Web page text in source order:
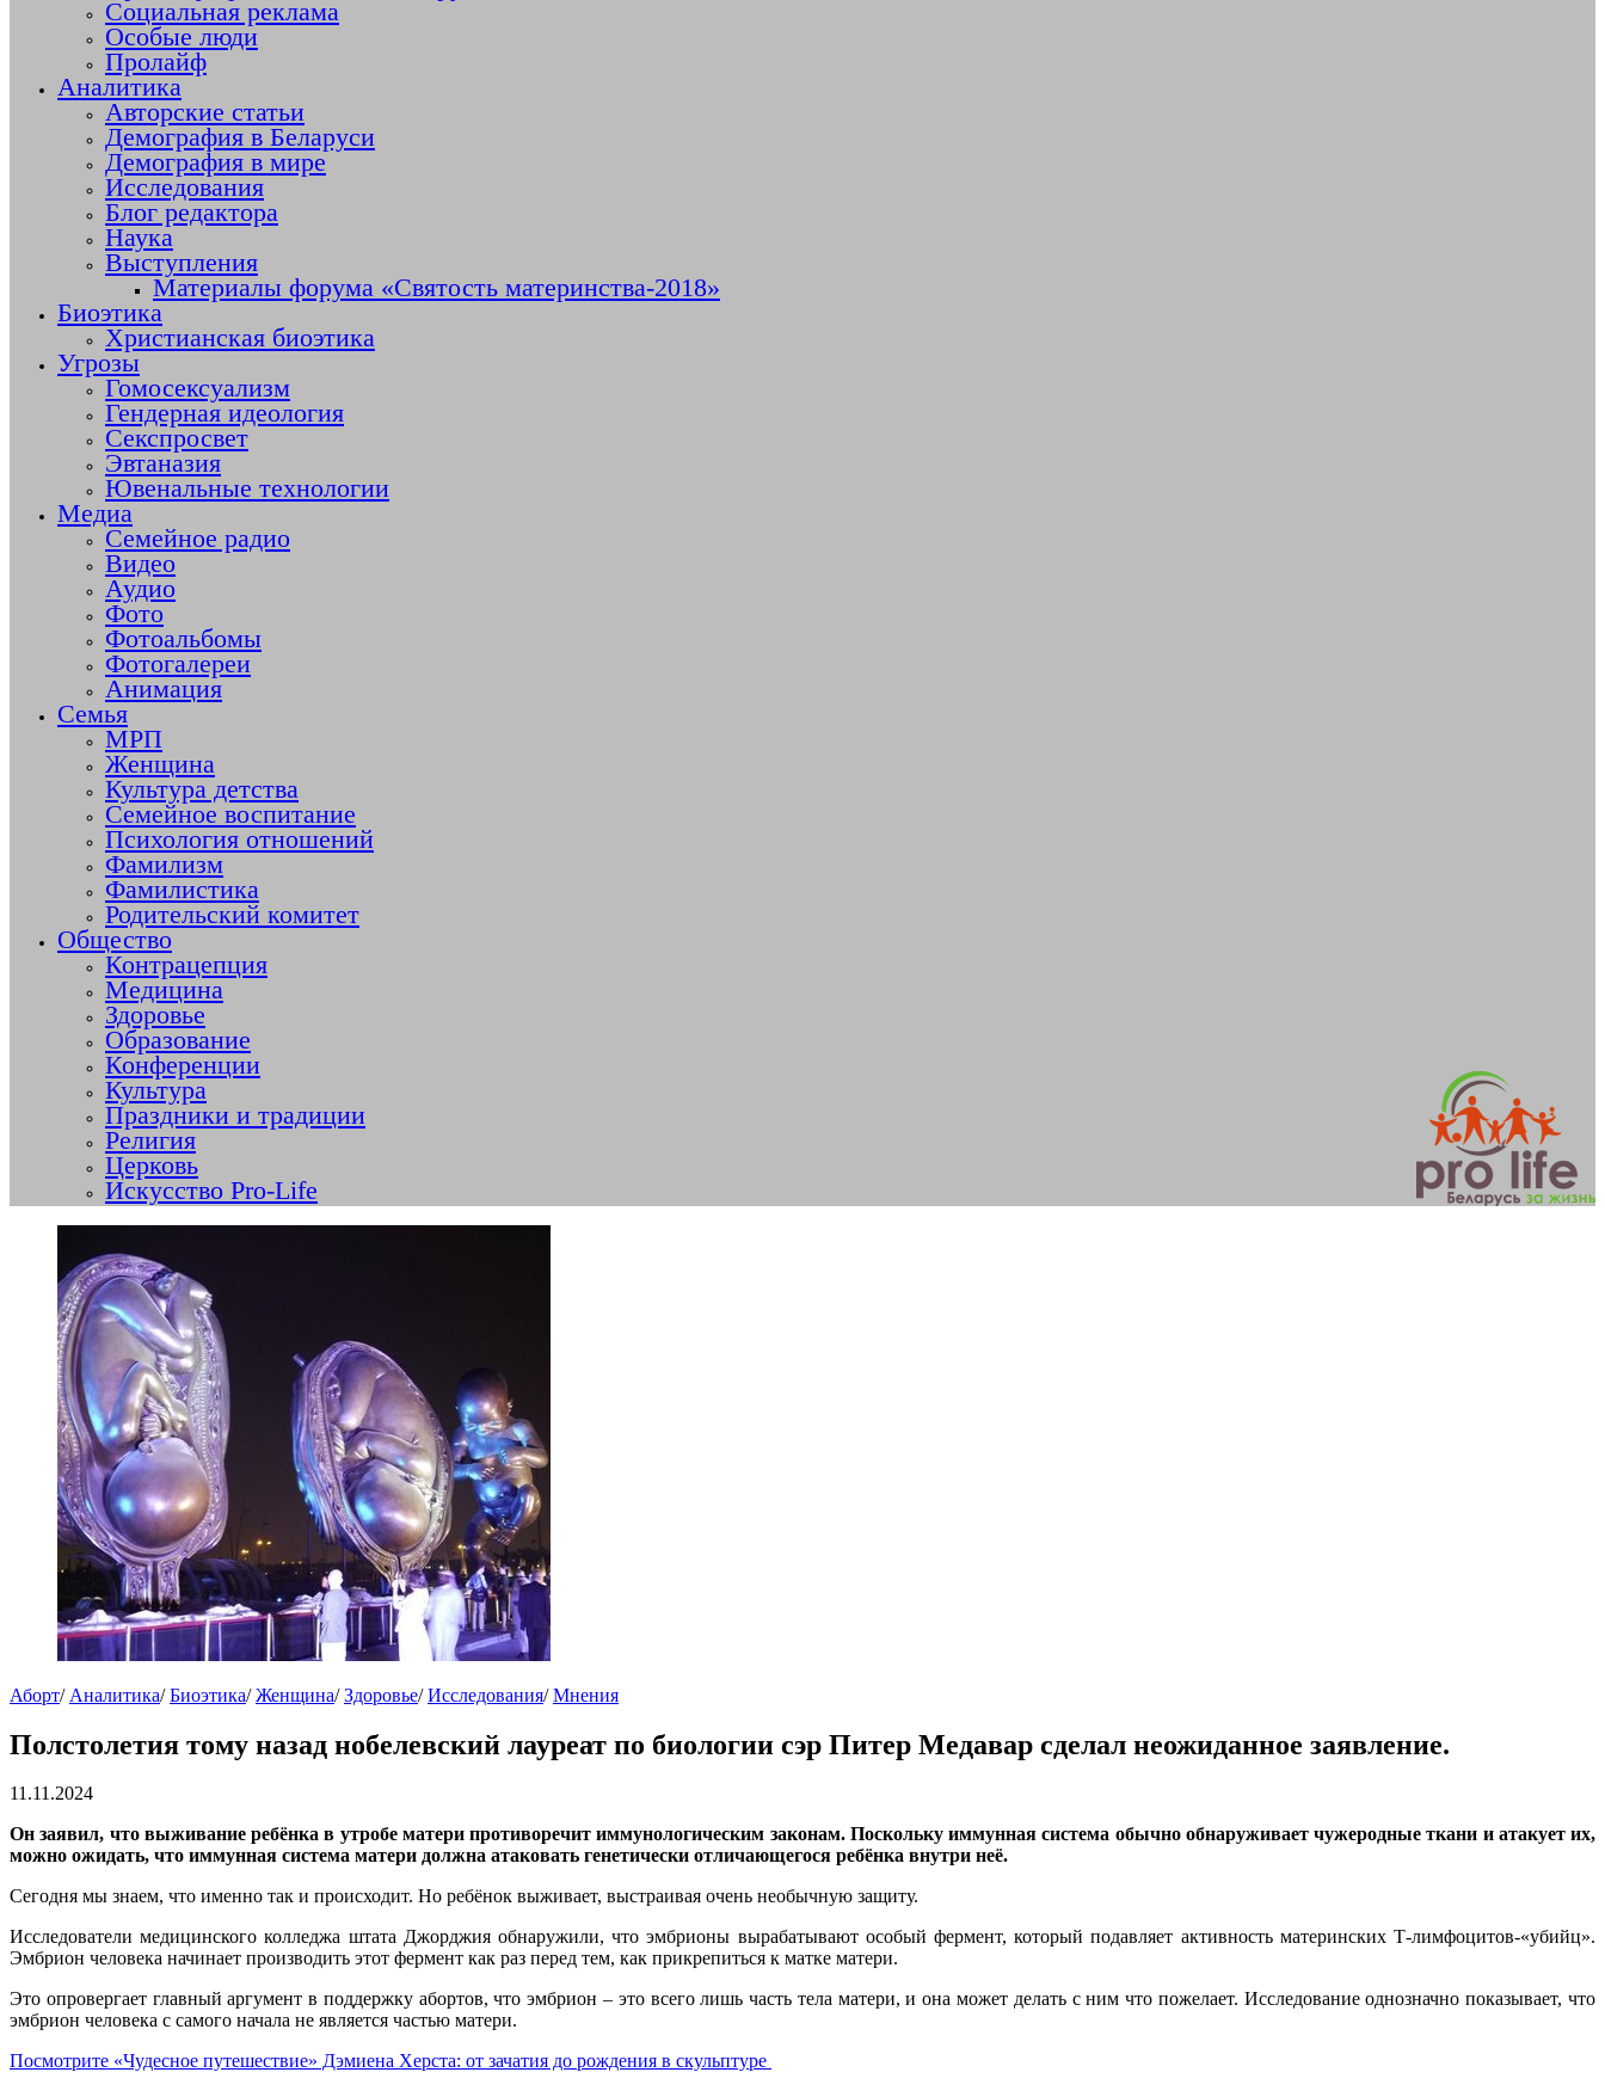
Социальная реклама
Особые люди
Пролайф
Аналитика
Авторские статьи
Демография в Беларуси
Демография в мире
Исследования
Блог редактора
Наука
Выступления
Материалы форума «Святость материнства-2018»
Биоэтика
Христианская биоэтика
Угрозы
Гомосексуализм
Гендерная идеология
Секспросвет
Эвтаназия
Ювенальные технологии
Медиа
Семейное радио
Видео
Аудио
Фото
Фотоальбомы
Фотогалереи
Анимация
Семья
МРП
Женщина
Культура детства
Семейное воспитание
Психология отношений
Фамилизм
Фамилистика
Родительский комитет
Общество
Контрацепция
Медицина
Здоровье
Образование
Конференции
Культура
Праздники и традиции
Религия
Церковь
Искусство Pro-Life
Аборт/ Аналитика/Биоэтика/Женщина/Здоровье/Исследования/Мнения
Полстолетия тому назад нобелевский лауреат по биологии сэр Питер Медавар сделал неожиданное заявление.
11.11.2024
Он заявил, что выживание ребёнка в утробе матери противоречит иммунологическим законам. Поскольку иммунная система обычно обнаруживает чужеродные ткани и атакует их,
можно ожидать, что иммунная система матери должна атаковать генетически отличающегося ребёнка внутри неё.
Сегодня мы знаем, что именно так и происходит. Но ребёнок выживает, выстраивая очень необычную защиту.
Исследователи медицинского колледжа штата Джорджия обнаружили, что эмбрионы вырабатывают особый фермент, который подавляет активность материнских Т-лимфоцитов-«убийц».
Эмбрион человека начинает производить этот фермент как раз перед тем, как прикрепиться к матке матери.
Это опровергает главный аргумент в поддержку абортов, что эмбрион – это всего лишь часть тела матери, и она может делать с ним что пожелает. Исследование однозначно показывает, что
эмбрион человека с самого начала не является частью матери.
Посмотрите «Чудесное путешествие» Дэмиена Херста: от зачатия до рождения в скульптуре